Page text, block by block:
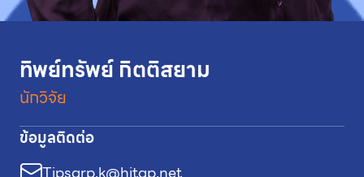
ทิพย์ทรัพย์ กิตติสยาม
นักวิจัย
ข้อมูลติดต่อ
Tipsarp.k@hitap.net